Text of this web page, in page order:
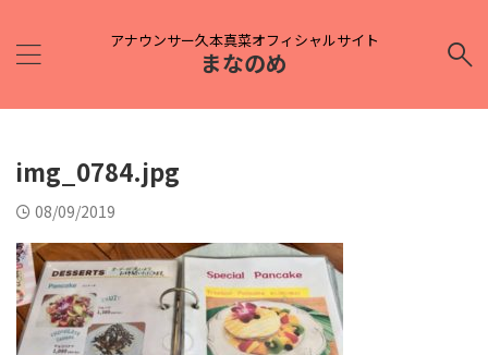
アナウンサー久本真菜オフィシャルサイト
まなのめ
img_0784.jpg
08/09/2019